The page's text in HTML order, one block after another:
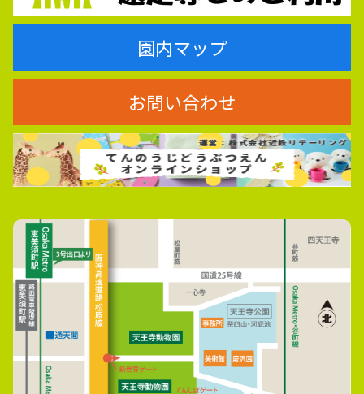
園内マップ
お問い合わせ